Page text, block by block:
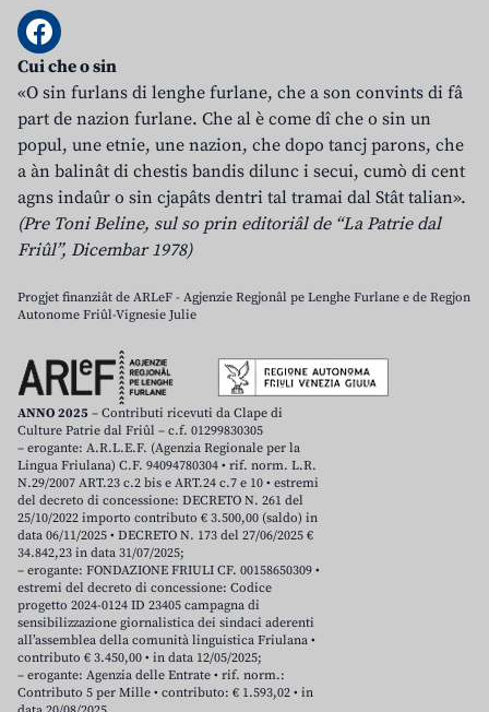
Cui che o sin
«O sin furlans di lenghe furlane, che a son convints di fâ
part de nazion furlane. Che al è come dî che o sin un
popul, une etnie, une nazion, che dopo tancj parons, che
a àn balinât di chestis bandis dilunc i secui, cumò di cent
agns indaûr o sin cjapâts dentri tal tramai dal Stât talian».
(Pre Toni Beline, sul so prin editoriâl de “La Patrie dal
Friûl”, Dicembar 1978)
Progjet finanziât de ARLeF - Agjenzie Regjonâl pe Lenghe Furlane e de Regjon
Autonome Friûl-Vignesie Julie
ANNO 2025 – Contributi ricevuti da Clape di
Culture Patrie dal Friûl – c.f. 01299830305
– erogante: A.R.L.E.F. (Agenzia Regionale per la
Lingua Friulana) C.F. 94094780304 • rif. norm. L.R.
N.29/2007 ART.23 c.2 bis e ART.24 c.7 e 10 • estremi
del decreto di concessione: DECRETO N. 261 del
25/10/2022 importo contributo € 3.500,00 (saldo) in
data 06/11/2025 • DECRETO N. 173 del 27/06/2025 €
34.842,23 in data 31/07/2025;
– erogante: FONDAZIONE FRIULI CF. 00158650309 •
estremi del decreto di concessione: Codice
progetto 2024-0124 ID 23405 campagna di
sensibilizzazione giornalistica dei sindaci aderenti
all’assemblea della comunità linguistica Friulana •
contributo € 3.450,00 • in data 12/05/2025;
– erogante: Agenzia delle Entrate • rif. norm.:
Contributo 5 per Mille • contributo: € 1.593,02 • in